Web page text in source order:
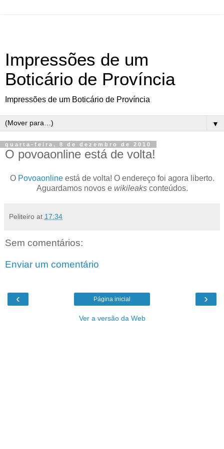
Impressões de um
Boticário de Província
Impressões de um Boticário de Província
▼
quarta-feira, 8 de dezembro de 2010
O povoaonline está de volta!
O Povoaonlineestá de volta! O endereço foi agora liberto.
Aguardamos novos e wikileaksconteúdos.
Peliteiro at 17:34
Sem comentários:
Enviar um comentário
‹ ›
Página inicial
Ver a versão da Web